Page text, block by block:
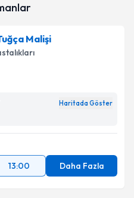
kabul ediyorum.
Malişi
Haritada Göster
13:00 Daha Fazla